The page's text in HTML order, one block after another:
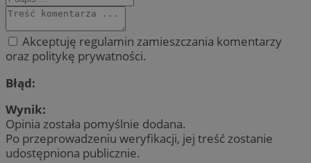
Akceptuję regulamin zamieszczania komentarzy
oraz politykę prywatności.
Błąd:
Wynik:
Opinia została pomyślnie dodana.
Po przeprowadzeniu weryfikacji, jej treść zostanie
udostępniona publicznie.